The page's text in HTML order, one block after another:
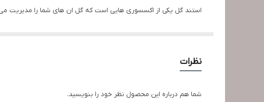
استند گل یکی از اکسسوری هایی است که گل ان های شما را مدیریت می
نظرات
شما هم درباره این محصول نظر خود را بنویسید.